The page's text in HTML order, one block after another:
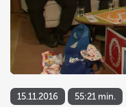
15.11.2016 55:21 min.